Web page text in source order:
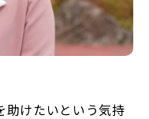
助けたいという気持